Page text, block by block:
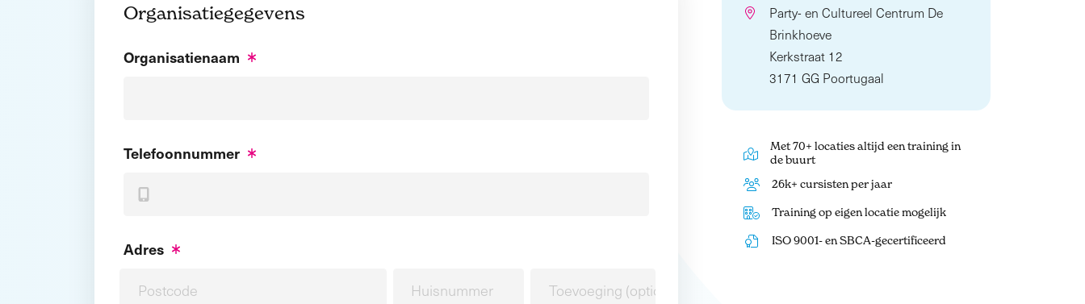
Organisatiegegevens
Organisatienaam
Telefoonnummer
Adres
Party- en Cultureel Centrum De
Brinkhoeve
Kerkstraat 12
3171 GG Poortugaal
Met 70+ locaties altijd een training in
de buurt
26k+ cursisten per jaar
Training op eigen locatie mogelijk
ISO 9001- en SBCA-gecertificeerd